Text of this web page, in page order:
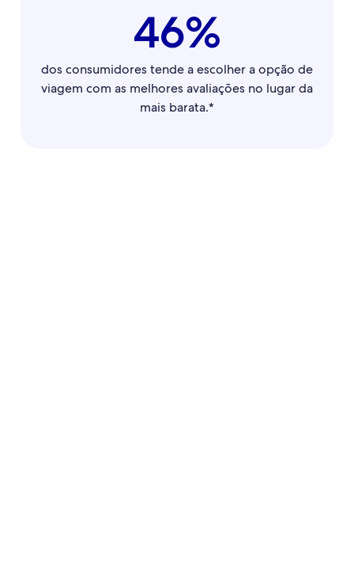
46%
dos consumidores tende a escolher a opção de
viagem com as melhores avaliações no lugar da
mais barata.*